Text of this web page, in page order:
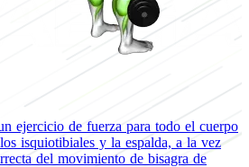
ejercicio de fuerza para todo el cuerpo
isquiotibiales y la espalda, a la vez
del movimiento de bisagra de